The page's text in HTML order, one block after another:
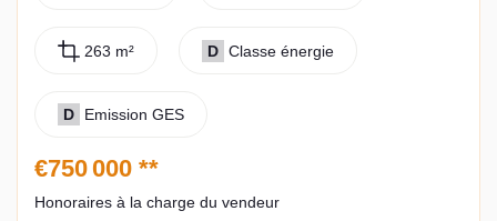
263 m² D Classe énergie
D Emission GES
€750 000 **
Honoraires à la charge du vendeur